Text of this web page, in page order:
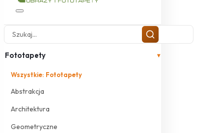
Fototapety ▾
Wszystkie: Fototapety
Abstrakcja
Architektura
Geometryczne